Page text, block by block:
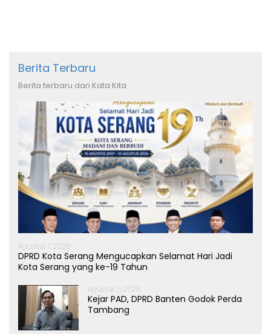
Berita Terbaru
Berita terbaru dari Kata Kita
Agustus 7, 2026
DPRD Kota Serang Mengucapkan Selamat Hari Jadi
Kota Serang yang ke-19 Tahun
Agustus 5, 2026
Kejar PAD, DPRD Banten Godok Perda
Tambang